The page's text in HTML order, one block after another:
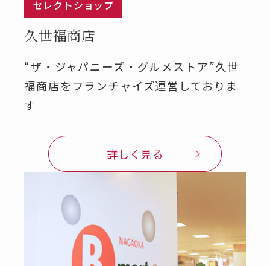
セレクトショップ
久世福商店
“ザ・ジャパニーズ・グルメストア”久世
福商店をフランチャイズ運営しておりま
す
詳しく見る